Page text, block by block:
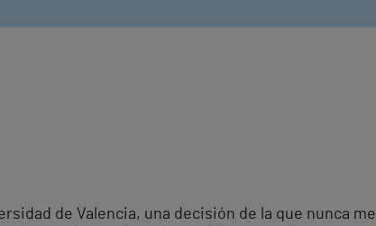
de Valencia, una decisión de la que nunca me